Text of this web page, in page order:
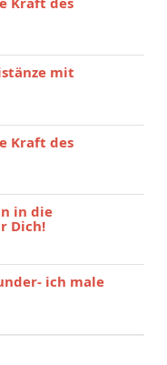
mit
Kraft des
in die
Dich!
ich male